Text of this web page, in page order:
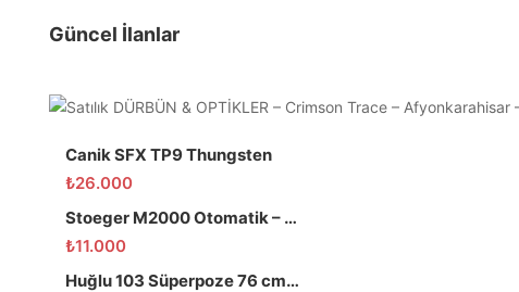
Güncel İlanlar
Canik SFX TP9 Thungsten
₺26.000
Stoeger M2000 Otomatik – 66 Namlu – Temiz
₺11.000
Huğlu 103 Süperpoze 76 cm namlu